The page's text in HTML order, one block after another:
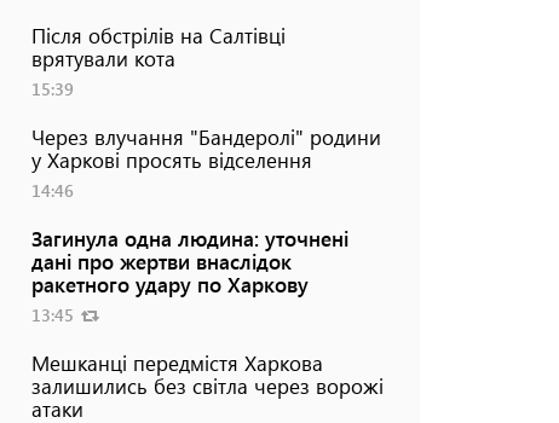
Після обстрілів на Салтівці
врятували кота
15:39
Через влучання "Бандеролі" родини
у Харкові просять відселення
14:46
Загинула одна людина: уточнені
дані про жертви внаслідок
ракетного удару по Харкову
13:45
Мешканці передмістя Харкова
залишились без світла через ворожі
атаки